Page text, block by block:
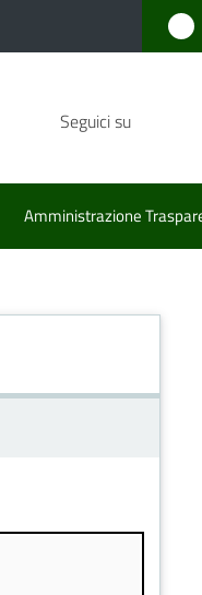
Seguici su
Amministrazione